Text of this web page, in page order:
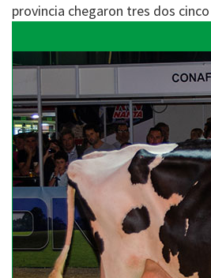
provincia chegaron tres dos